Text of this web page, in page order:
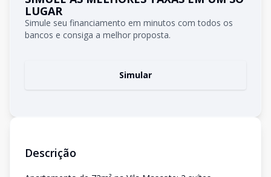
LUGAR
Simule seu financiamento em minutos com todos os
bancos e consiga a melhor proposta.
Simular
Descrição